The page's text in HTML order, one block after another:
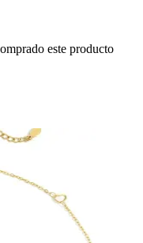
este producto